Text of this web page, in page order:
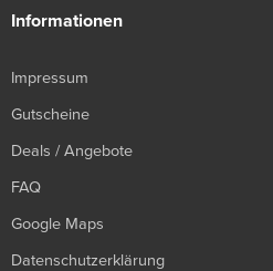
Informationen
Impressum
Gutscheine
Deals / Angebote
FAQ
Google Maps
Datenschutzerklärung